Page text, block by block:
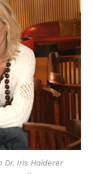
Dr. Iris Haiderer